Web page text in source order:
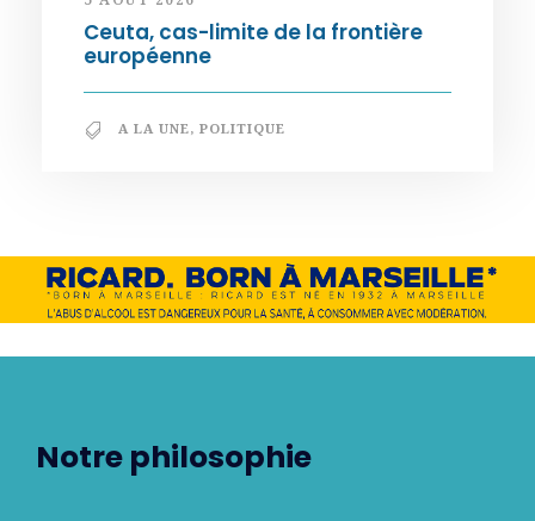
Ceuta, cas-limite de la frontière
européenne
A LA UNE, POLITIQUE
Notre philosophie